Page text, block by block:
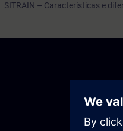
SITRAIN – Características e